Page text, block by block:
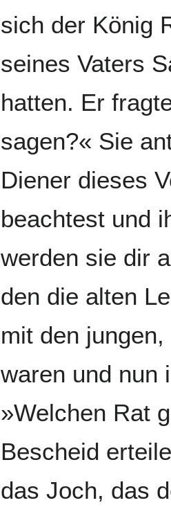
sich der König
seines Vaters
hatten. Er
sagen?« Sie
Diener dieses
beachtest und
werden sie dir
den die alten
mit den
waren und nun
»Welchen Rat
Bescheid
das Joch, das